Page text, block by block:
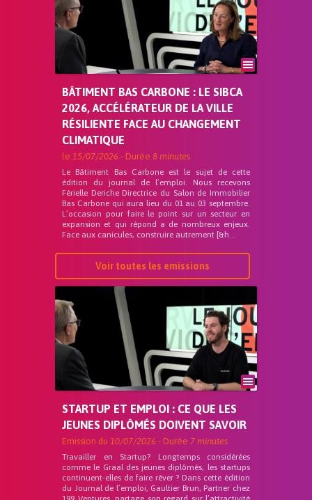
BÂTIMENT BAS CARBONE : LE SIBCA
2026, ACCÉLÉRATEUR DE LA VILLE
RÉSILIENTE FACE AU CHANGEMENT
CLIMATIQUE
le 15/07/2026 - Durée 8 minutes
Le Bâtiment Bas Carbone est le sujet de cette
édition du journal de l’emploi. Nous recevons
Férielle Deriche Directrice du Salon de Immobilier
Bas Carbone qui aura lieu du 01 au 03 septembre.
L’occasion pour faire le point sur un secteur en
expansion et qui répond a de nombreux enjeux.
Face aux canicules, construire autrement [&h...
Voir toutes les emissions
STARTUP ET EMPLOI : CE QUE LES
JEUNES DIPLÔMÉS DOIVENT SAVOIR
Emission du 10/07/2026 - Durée 7 minutes
Travailler en Startup? Longtemps considérées
comme le Graal des jeunes diplômés, les startups
continuent-elles de faire rêver ? Dans cette édition
du Journal de l’emploi, Gaultier Brun, Partner chez